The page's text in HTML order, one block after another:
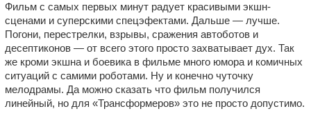
Фильм с самых первых минут радует красивыми экшн-
сценами и суперскими спецэфектами. Дальше — лучше.
Погони, перестрелки, взрывы, сражения автоботов и
десептиконов — от всего этого просто захватывает дух. Так
же кроми экшна и боевика в фильме много юмора и комичных
ситуаций с самими роботами. Ну и конечно чуточку
мелодрамы. Да можно сказать что фильм получился
линейный, но для «Трансформеров» это не просто допустимо.